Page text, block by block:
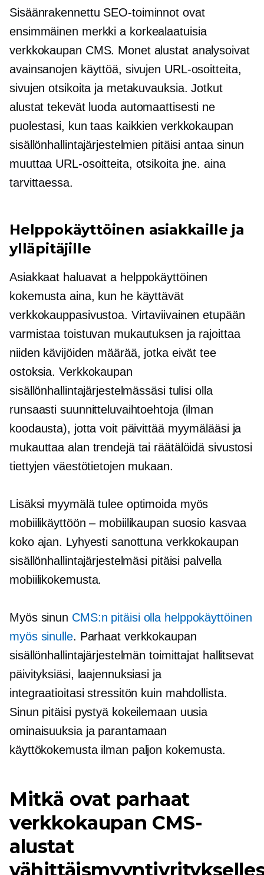
Sisäänrakennettu SEO-toiminnot ovat
ensimmäinen merkki a korkealaatuisia
verkkokaupan CMS. Monet alustat analysoivat
avainsanojen käyttöä, sivujen URL-osoitteita,
sivujen otsikoita ja metakuvauksia. Jotkut
alustat tekevät luoda automaattisesti ne
puolestasi, kun taas kaikkien verkkokaupan
sisällönhallintajärjestelmien pitäisi antaa sinun
muuttaa URL-osoitteita, otsikoita jne. aina
tarvittaessa.
Helppokäyttöinen asiakkaille ja
ylläpitäjille
Asiakkaat haluavat a helppokäyttöinen
kokemusta aina, kun he käyttävät
verkkokauppasivustoa. Virtaviivainenetupään
varmistaa toistuvan mukautuksen ja rajoittaa
niiden kävijöiden määrää, jotka eivät tee
ostoksia. Verkkokaupan
sisällönhallintajärjestelmässäsi tulisi olla
runsaasti suunnitteluvaihtoehtoja (ilman
koodausta), jotta voit päivittää myymälääsi ja
mukauttaa alan trendejä tai räätälöidä sivustosi
tiettyjen väestötietojen mukaan.
Lisäksi myymälä tulee optimoida myös
mobiilikäyttöön – mobiilikaupan suosio kasvaa
koko ajan. Lyhyesti sanottuna verkkokaupan
sisällönhallintajärjestelmäsi pitäisi palvella
mobiilikokemusta.
Myös sinun CMS:n pitäisi olla helppokäyttöinen
myös sinulle. Parhaat verkkokaupan
sisällönhallintajärjestelmän toimittajat hallitsevat
päivityksiäsi, laajennuksiasi ja
integraatioitasistressitön kuin mahdollista.
Sinun pitäisi pystyä kokeilemaan uusia
ominaisuuksia ja parantamaan
käyttökokemusta ilman paljon kokemusta.
Mitkä ovat parhaat
verkkokaupan CMS-
alustat